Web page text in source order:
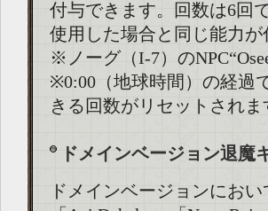
付与できます。回数は6回
使用した場合と同じ能力が
※ノーグ（I-7）の
※0:00（地球時間）の経過
きる回数がリセットされま
ドメインベージョン退魔
ドメインベージョンにお